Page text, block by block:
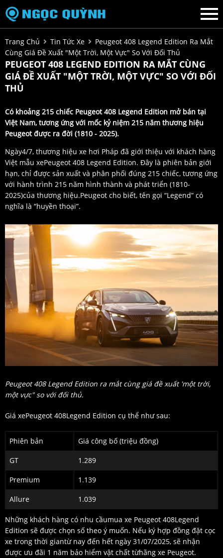
Trang Chủ Tin Tức Xe
Peugeot 408 Legend Edition Ra Mắt
Cùng Giá Đề Xuất "một Trời, Một Vực" So Với Đối Thủ
PEUGEOT 408 LEGEND EDITION RA MẮT CÙNG
GIÁ ĐỀ XUẤT "MỘT TRỜI, MỘT VỰC" SO VỚI ĐỐI
THỦ
Có khoảng 215 chiếc Peugeot 408 Legend Edition mở bán tại
Việt Nam, tương ứng với mốc kỷ niệm 215 năm thương hiệu
Peugeot được ra đời (1810 - 2025).
Ngày4/7, thương hiệu xe hơi Pháp đã giới thiệu với khách hàng
Việt mẫu xePeugeot 408 Legend Edition. Đây là phiên bản giới
hạn, chỉ được sản xuất và phân phối đúng 215 chiếc, tương ứng
với hành trình 215 năm hình thành và phát triển (1810-
2025)của thương hiệu.Peugeot cho biết, tên gọi “Legend” có
nghĩa là “huyền thoại”.
Peugeot 408 Legend Edition ra mắt cùng giá đề xuất 'một trời,
một vực" so với đối thủ.
Giá xePeugeot 408Legend Edition cụ thể như sau:
Phiên bản Giá công bố (triệu đồng)
GT 1.289
Premium 1.139
Allure 1.039
Những khách hàng có nhu cầumua xe Peugeot 408Legend
Edition sẽ được chọn số theo ý muốn. Nếu ký hợp đồng đặt cọc
xe trong thời giantừ nay đến hết ngày 31/07/2025, sẽ nhận
được ưu đãi 1 năm bảo hiểm vật chất từhãng xe Peugeot.